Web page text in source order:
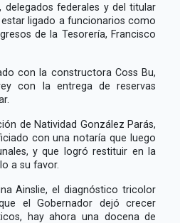
delegados federales y del titular
ligado a funcionarios como
de la Tesorería, Francisco
con la constructora Coss Bu,
con la entrega de reservas
de Natividad González Parás,
con una notaría que luego
y que logró restituir en la
a su favor.
Ainslie, el diagnóstico tricolor
el Gobernador dejó crecer
hay ahora una docena de